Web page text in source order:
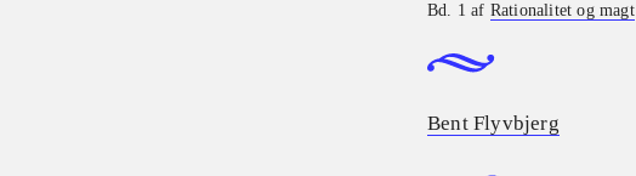
Bd. 1 af Rationalitet og magt
Bent Flyvbjerg